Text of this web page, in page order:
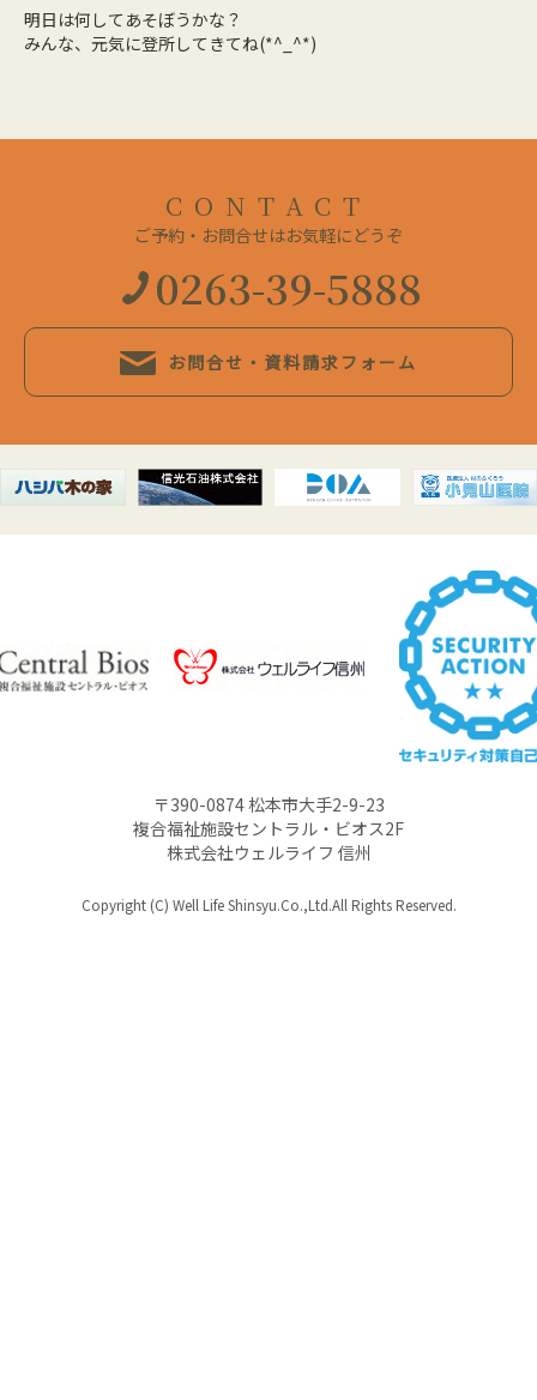
明日は何してあそぼうかな？
みんな、元気に登所してきてね(*^_^*)
CONTACT
ご予約・お問合せはお気軽にどうぞ
0263-39-5888
お問合せ・資料請求フォーム
〒390-0874 松本市大手2-9-23
複合福祉施設セントラル・ビオス2F
株式会社ウェルライフ 信州
Copyright (C) Well Life Shinsyu.Co.,Ltd.All Rights Reserved.